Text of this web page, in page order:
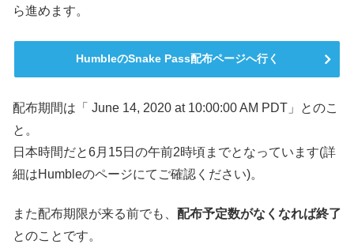
ら進めます。
HumbleのSnake Pass配布ページへ行く
配布期間は「 June 14, 2020 at 10:00:00 AM PDT」とのこ
と。
日本時間だと6月15日の午前2時頃までとなっています(詳
細はHumbleのページにてご確認ください)。
また配布期限が来る前でも、 配布予定数がなくなれば終了
とのことです。